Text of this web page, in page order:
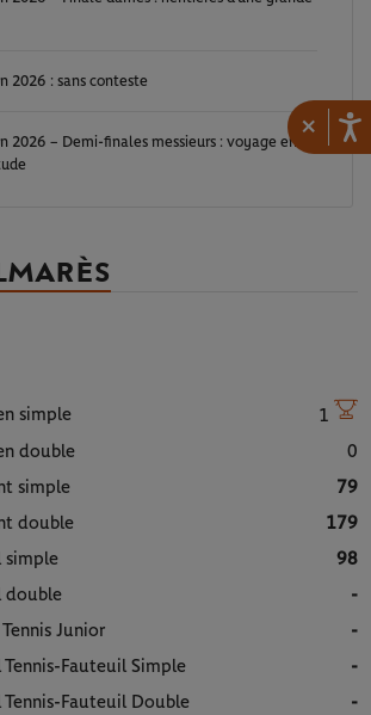
×
2026 : sans conteste
2026 – Demi-finales messieurs : voyage en
simple
1
double
0
simple
79
double
179
simple
98
double
-
Junior
-
Fauteuil Simple
-
Fauteuil Double
-